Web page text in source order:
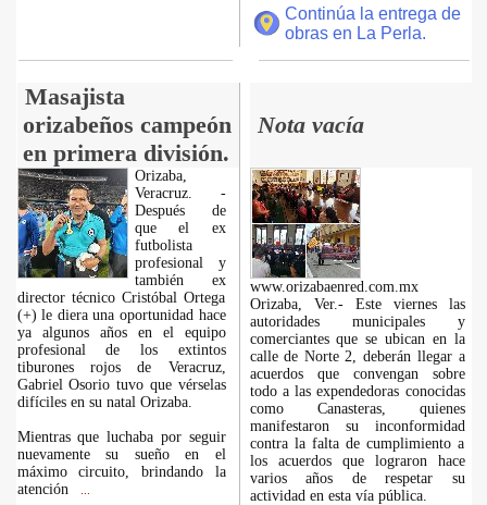
Continúa la entrega de
obras en La Perla.
Masajista
orizabeños campeón
en primera división.
Nota vacía
Orizaba,
Veracruz. -
Después de
que el ex
futbolista
profesional y
también ex
director técnico Cristóbal Ortega
(+) le diera una oportunidad hace
ya algunos años en el equipo
profesional de los extintos
tiburones rojos de Veracruz,
Gabriel Osorio tuvo que vérselas
difíciles en su natal Orizaba.
Mientras que luchaba por seguir
nuevamente su sueño en el
máximo circuito, brindando la
atención
www.orizabaenred.com.mx
Orizaba, Ver.- Este viernes las
autoridades municipales y
comerciantes que se ubican en la
calle de Norte 2, deberán llegar a
acuerdos que convengan sobre
todo a las expendedoras conocidas
como Canasteras, quienes
manifestaron su inconformidad
contra la falta de cumplimiento a
los acuerdos que lograron hace
varios años de respetar su
actividad en esta vía pública.